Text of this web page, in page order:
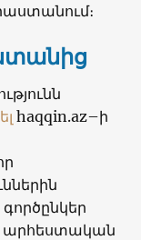
haqqin.az–ի
արհեստական